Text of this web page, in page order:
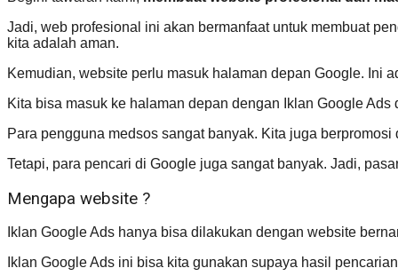
Jadi, web profesional ini akan bermanfaat untuk membuat
kita adalah aman.
Kemudian, website perlu masuk halaman depan Google. Ini
Kita bisa masuk ke halaman depan dengan Iklan Google
Para pengguna medsos sangat banyak. Kita juga
Tetapi, para pencari di Google juga sangat banyak. Jadi,
Mengapa website ?
Iklan Google Ads hanya bisa dilakukan dengan website
Iklan Google Ads ini bisa kita gunakan supaya hasil